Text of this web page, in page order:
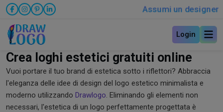
Assumi un designer
Login
Crea loghi estetici gratuiti online
Vuoi portare il tuo brand di estetica sotto i riflettori? Abbraccia
l'eleganza delle idee di design del logo estetico minimalista e
moderno utilizzando Drawlogo. Eliminando gli elementi non
necessari, l'estetica di un logo perfettamente progettata è